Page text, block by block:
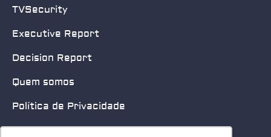
TVSecurity
Executive Report
Decision Report
Quem somos
Política de Privacidade
Quero patrocinar